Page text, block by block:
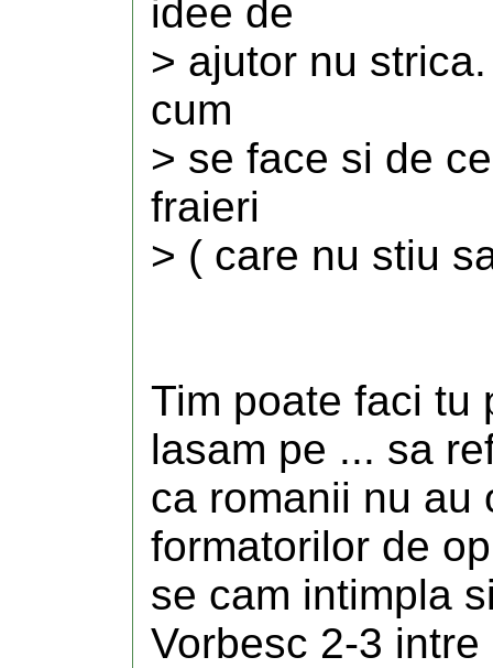
idee de
> ajutor nu
cum
> se face si de
fraieri
> ( care nu stiu
Tim poate faci tu
lasam pe ... sa
ca romanii nu au
formatorilor de
se cam intimpla
Vorbesc 2-3